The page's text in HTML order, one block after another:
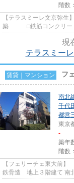
階数
【テラスミーレ文京弥生】 □
築 □鉄筋コンクリート造 地上4階建て 南
現
テラスミー
賃貸｜マンション フ
南北
千代
都営
東京
-
築年
階数
【フェリーチェ東大前】 □東
鉄骨造 地上３階建て 南北線・東大前駅から徒歩４分の立地に建つ賃貸マンショ